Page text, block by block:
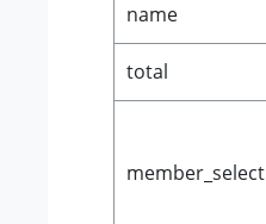
name
total
member_select